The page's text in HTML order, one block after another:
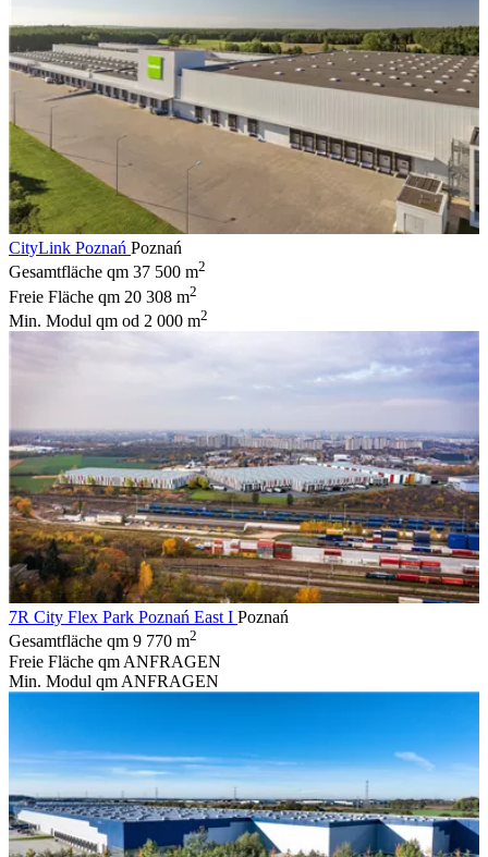
CityLink Poznań Poznań
Gesamtfläche qm 37 500 m2
Freie Fläche qm 20 308 m2
Min. Modul qm od 2 000 m2
7R City Flex Park Poznań East I Poznań
Gesamtfläche qm 9 770 m2
Freie Fläche qm ANFRAGEN
Min. Modul qm ANFRAGEN